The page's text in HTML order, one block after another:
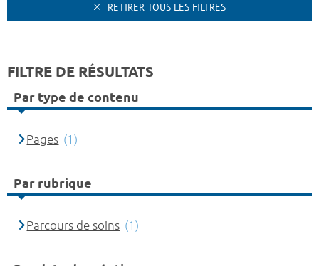
RETIRER TOUS LES FILTRES
FILTRE DE RÉSULTATS
Par type de contenu
Pages (1)
Par rubrique
Parcours de soins (1)